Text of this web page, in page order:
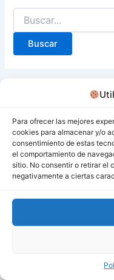
Para ofrecer las mejores
cookies para almacenar y/o
consentimiento de estas
el comportamiento de
sitio. No consentir o retirar el
negativamente a ciertas
Todos los derechos ©